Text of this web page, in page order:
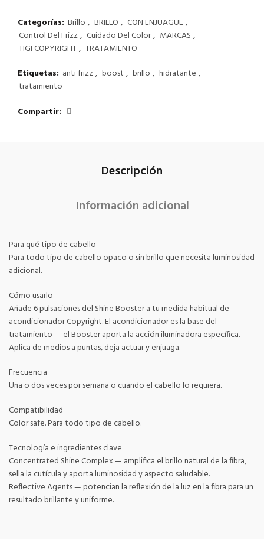
Categorías: Brillo , BRILLO , CON ENJUAGUE ,
Control Del Frizz, Cuidado Del Color, MARCAS ,
TIGI COPYRIGHT, TRATAMIENTO
Etiquetas: anti frizz, boost , brillo , hidratante ,
tratamiento
Compartir
Descripción
Información adicional
Para qué tipo de cabello
Para todo tipo de cabello opaco o sin brillo que necesita luminosidad
adicional.
Cómo usarlo
Añade 6 pulsaciones del Shine Booster a tu medida habitual de
acondicionador Copyright. El acondicionador es la base del
tratamiento — el Booster aporta la acción iluminadora específica.
Aplica de medios a puntas, deja actuar y enjuaga.
Frecuencia
Una o dos veces por semana o cuando el cabello lo requiera.
Compatibilidad
Color safe. Para todo tipo de cabello.
Tecnología e ingredientes clave
Concentrated Shine Complex — amplifica el brillo natural de la fibra,
sella la cutícula y aporta luminosidad y aspecto saludable.
Reflective Agents — potencian la reflexión de la luz en la fibra para un
resultado brillante y uniforme.